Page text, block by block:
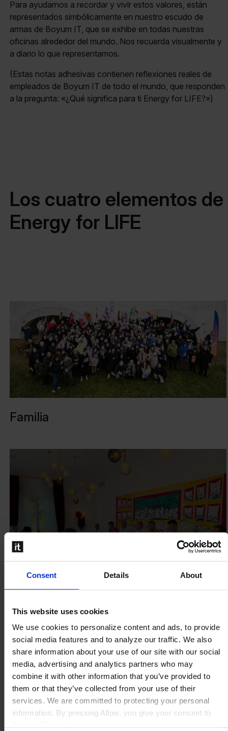
Consent Details About
This website uses cookies
We use cookies to personalize content and ads, to provide
social media features and to analyze our traffic. We also
share information about your use of our site with our social
media, advertising and analytics partners who may
combine it with other information that you’ve provided to
them or that they’ve collected from your use of their
services. We are committed to protecting your personal
information. By pressing Allow, you give your consent to
Para ayudarnos a recordar y vivir estos valores, están
representados simbólicamente en nuestro escudo de
armas de Boyum IT, que se exhibe en todas nuestras
oficinas alrededor del mundo. Nos recuerda visualmente y
a diario lo que representamos.
(Estas notas adhesivas contienen reflexiones reales de
empleados de Boyum IT de todo el mundo, que responden
a la pregunta: «¿Qué significa para ti Energy for LIFE?»)
Los cuatro elementos de
Energy for LIFE
Familia
Vida Social